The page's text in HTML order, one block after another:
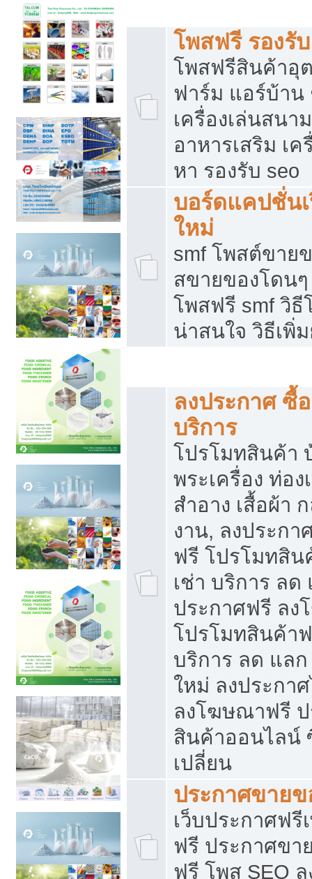
โพสฟรี รองรั
โพสฟรีสินค้าอุ
ฟาร์ม แอร์บ้าน
เครื่องเล่นสนา
อาหารเสริม เ
หา รองรับ seo
บอร์ดแคปชั่น
ใหม่
smf โพสต์ขาย
สขายของโดน
โพสฟรี smf วิธี
น่าสนใจ วิธีเพิ่
ลงประกาศ ซื้
บริการ
โปรโมทสินค้า
พระเครื่อง ท่อง
สำอาง เสื้อผ้า
งาน, ลงประก
ฟรี โปรโมทสิ
เช่า บริการ ลด
ประกาศฟรี ล
โปรโมทสินค้า
บริการ ลด แล
ใหม่ ลงประกา
ลงโฆษณาฟรี
สินค้าออนไลน์
เปลี่ยน
ประกาศขายข
เว็บประกาศฟรี
ฟรี ประกาศขา
ฟรี โพส SEO